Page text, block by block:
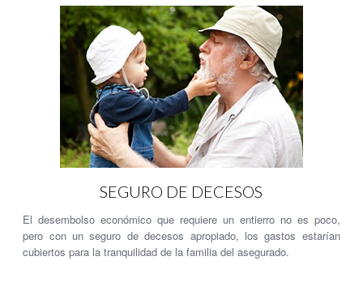
SEGURO DE DECESOS
El desembolso económico que requiere un entierro no es poco,
pero con un seguro de decesos apropiado, los gastos estarían
cubiertos para la tranquilidad de la familia del asegurado.